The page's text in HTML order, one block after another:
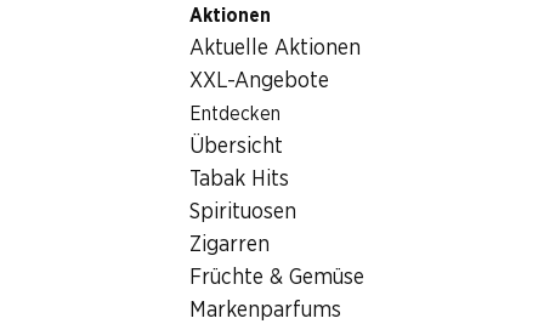
Aktionen
Aktuelle Aktionen
XXL-Angebote
Entdecken
Übersicht
Tabak Hits
Spirituosen
Zigarren
Früchte & Gemüse
Markenparfums
Lebensmittel
Fleisch/Wurst/Fisch
IP-SUISSE Speckwürfeli